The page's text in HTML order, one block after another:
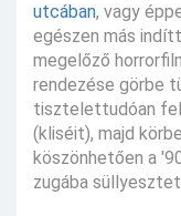
utcában, vagy
egészen más
megelőző
rendezése görbe
tisztelettudóan
(kliséit), majd
köszönhetően a
zugába